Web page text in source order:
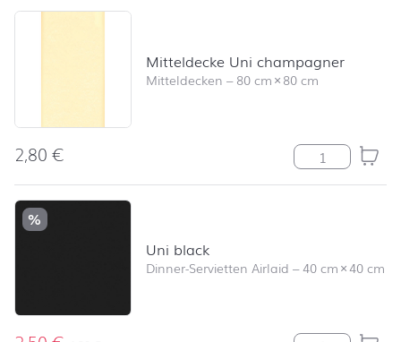
Produktliste überspringen und zum Filter springen
Mitteldecke Uni champagner
Mitteldecken –80 cm×80 cm
2,80€ Mitteldecke
%
Uni black
Dinner-Servietten Airlaid –40 cm×40 cm